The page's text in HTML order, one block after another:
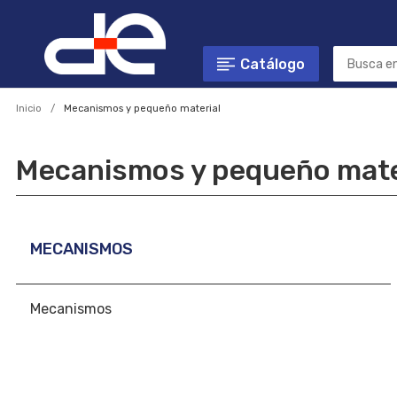
Catálogo
Inicio Mecanismos y pequeño material
Mecanismos y pequeño
MECANISMOS
Mecanismos